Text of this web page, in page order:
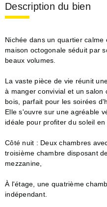
Description du bien
Nichée dans un quartier
maison octogonale séduit par
beaux volumes.
La vaste pièce de vie réunit
à manger convivial et un
bois, parfait pour les soirées
Elle s'ouvre sur une agréable
idéale pour profiter du soleil
Côté nuit : Deux chambres
troisième chambre disposant
mezzanine,
À l'étage, une quatrième
indépendant.